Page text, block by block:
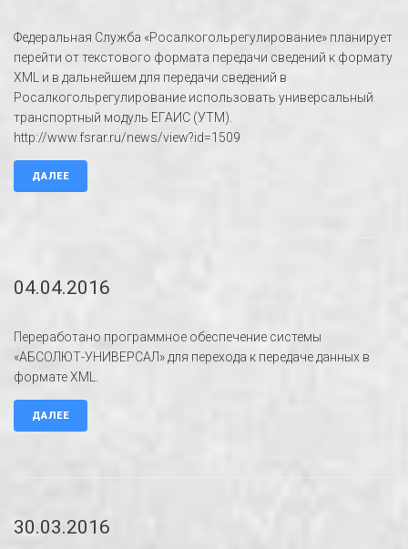
Федеральная Служба «Росалкогольрегулирование» планирует
перейти от текстового формата передачи сведений к формату
XML и в дальнейшем для передачи сведений в
Росалкогольрегулирование использовать универсальный
транспортный модуль ЕГАИС (УТМ).
http://www.fsrar.ru/news/view?id=1509
ДАЛЕЕ
04.04.2016
Переработано программное обеспечение системы
«АБСОЛЮТ-УНИВЕРСАЛ» для перехода к передаче данных в
формате XML.
ДАЛЕЕ
30.03.2016